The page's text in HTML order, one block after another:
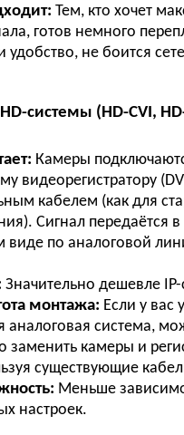
Тем, кто хочет
готов немного
удобство, не боится
системы (HD-CVI,
Камеры
видеорегистратору
кабелем (как для
Сигнал передаётся в
виде по аналоговой
Значительно дешевле
монтажа: Если у вас
аналоговая система,
заменить камеры и
существующие
Меньше
настроек.